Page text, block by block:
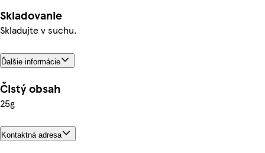
Skladovanie
Skladujte v suchu.
Ďalšie informácie
Čistý obsah
25g
Kontaktná adresa